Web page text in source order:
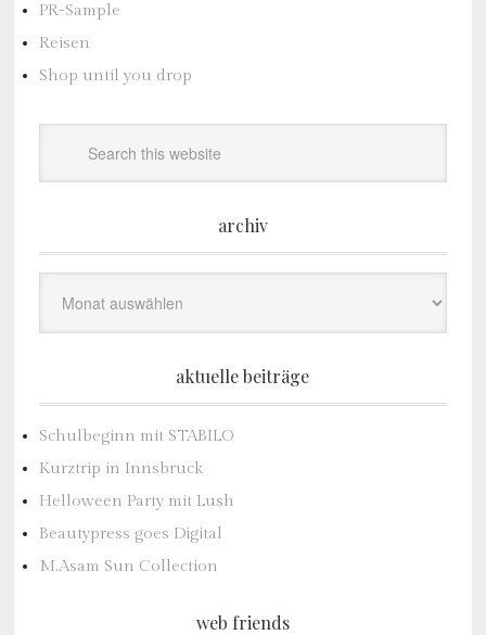
PR-Sample
Reisen
Shop until you drop
archiv
aktuelle beiträge
Schulbeginn mit STABILO
Kurztrip in Innsbruck
Helloween Party mit Lush
Beautypress goes Digital
M.Asam Sun Collection
web friends